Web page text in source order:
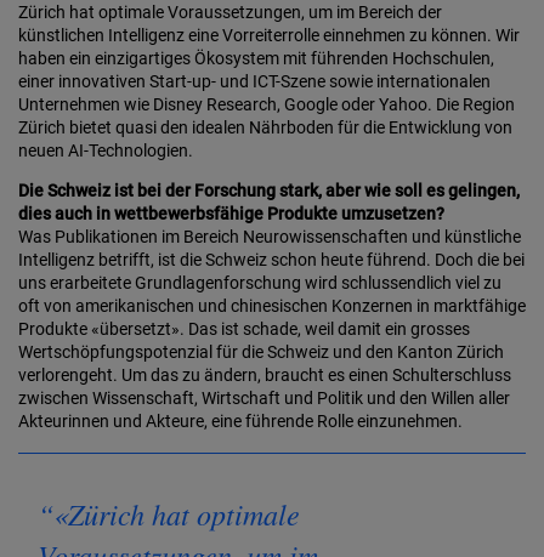
Zürich hat optimale Voraussetzungen, um im Bereich der
künstlichen Intelligenz eine Vorreiterrolle einnehmen zu können. Wir
haben ein einzigartiges Ökosystem mit führenden Hochschulen,
einer innovativen Start-up- und ICT-Szene sowie internationalen
Unternehmen wie Disney Research, Google oder Yahoo. Die Region
Zürich bietet quasi den idealen Nährboden für die Entwicklung von
neuen AI-Technologien.
Die Schweiz ist bei der Forschung stark, aber wie soll es gelingen,
dies auch in wettbewerbsfähige Produkte umzusetzen?
Was Publikationen im Bereich Neurowissenschaften und künstliche
Intelligenz betrifft, ist die Schweiz schon heute führend. Doch die bei
uns erarbeitete Grundlagenforschung wird schlussendlich viel zu
oft von amerikanischen und chinesischen Konzernen in marktfähige
Produkte «übersetzt». Das ist schade, weil damit ein grosses
Wertschöpfungspotenzial für die Schweiz und den Kanton Zürich
verlorengeht. Um das zu ändern, braucht es einen Schulterschluss
zwischen Wissenschaft, Wirtschaft und Politik und den Willen aller
Akteurinnen und Akteure, eine führende Rolle einzunehmen.
«Zürich hat optimale